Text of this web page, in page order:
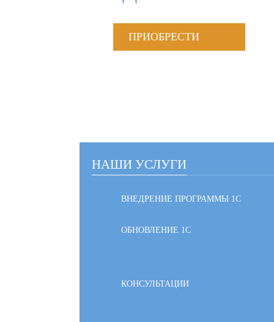
ПРИОБРЕСТИ
НАШИ УСЛУГИ
ВНЕДРЕНИЕ ПРОГРАММЫ 1С
ОБНОВЛЕНИЕ 1С
КОНСУЛЬТАЦИИ